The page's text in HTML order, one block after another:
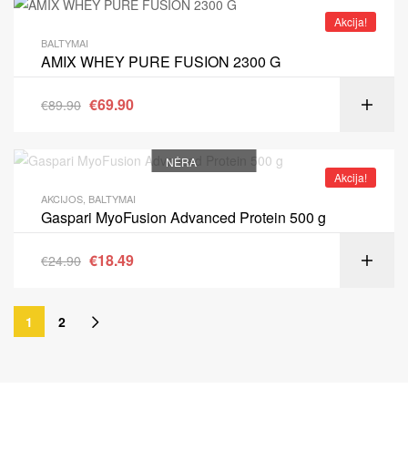
Akcija!
BALTYMAI
AMIX WHEY PURE FUSION 2300 G
€89.90 €69.90
Akcija!
NĖRA
AKCIJOS, BALTYMAI
Gaspari MyoFusion Advanced Protein 500 g
€24.90 €18.49
1 2